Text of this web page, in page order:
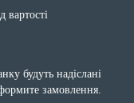
вартості
будуть надіслані
замовлення.